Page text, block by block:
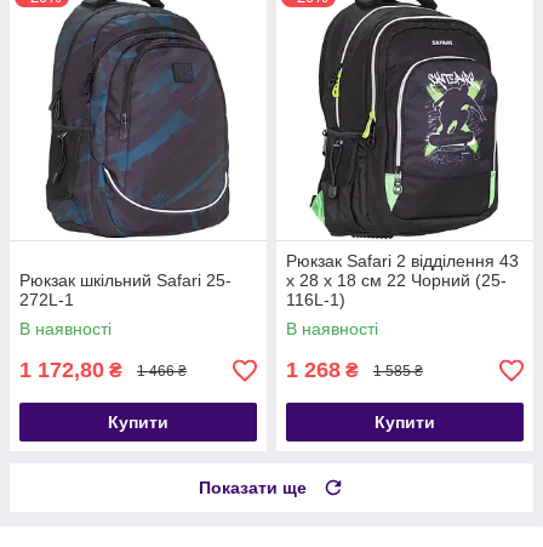
Рюкзак шкільний Safari 25-
272L-1
В наявності
1 172,80 ₴ 1 466 ₴
Купити
Рюкзак Safari 2 відділення 43
х 28 х 18 см 22 Чорний (25-
116L-1)
В наявності
1 268 ₴ 1 585 ₴
Купити
Показати ще